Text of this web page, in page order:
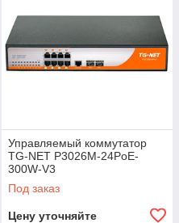
Управляемый коммутатор
TG-NET P3026M-24PoE-
300W-V3
Под заказ
Цену уточняйте